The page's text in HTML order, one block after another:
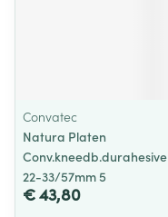
Convatec
Natura Platen
Conv.kneedb.durahesive
22-33/57mm 5
€ 43,80